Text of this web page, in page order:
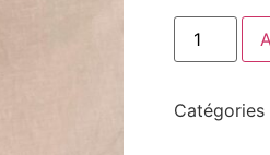
Catégories